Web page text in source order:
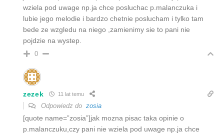
wziela pod uwage np.ja chce posluchac p.malanczuka i
lubie jego melodie i bardzo chetnie poslucham i tylko tam
bede ze wzgledu na niego ,zamienimy sie to pani nie
pojdzie na wystep.
0
zezek 11 lat temu
Odpowiedz do zosia
[quote name=”zosia”]jak mozna pisac taka opinie o
p.malanczuku,czy pani nie wziela pod uwage np.ja chce